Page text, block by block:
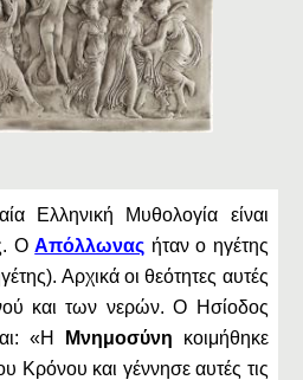
Ελληνική Μυθολογία είναι
ΟΑπόλλωνας ήταν ο ηγέτης
Αρχικά οι θεότητες αυτές
και των νερών. Ο Ησίοδος
«Η
Μνημοσύνη κοιμήθηκε
Κρόνου και γέννησε αυτές τις